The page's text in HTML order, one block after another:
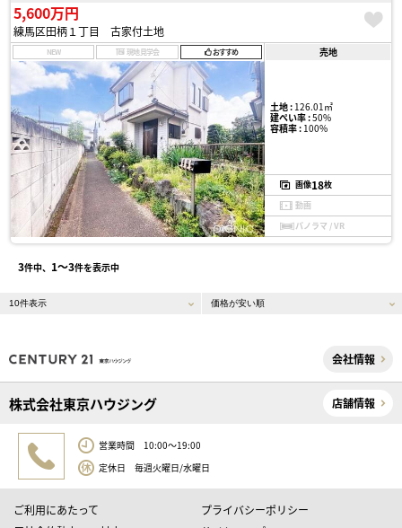
5,600万円
練馬区田柄１丁目 古家付土地
NEW 現地見学会 おすすめ 売地
土地 :126.01㎡
建ぺい率 :50%
容積率 :100%
画像18枚
動画
パノラマ / VR
3件中、 1〜3件を表示中
会社情報
株式会社東京ハウジング 店舗情報
営業時間 10:00～19:00
定休日 毎週火曜日/水曜日
ご利用にあたって
プライバシーポリシー